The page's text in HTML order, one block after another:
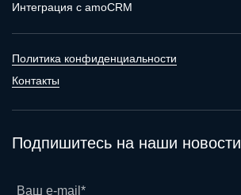
Интеграция с amoCRM
Политика конфиденциальности
Контакты
Подпишитесь на наши новости
Ваш e-mail*